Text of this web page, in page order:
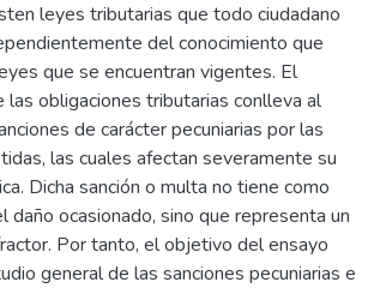
leyes tributarias que todo ciudadano
del conocimiento que
que se encuentran vigentes. El
las obligaciones tributarias conlleva al
de carácter pecuniarias por las
las cuales afectan severamente su
Dicha sanción o multa no tiene como
daño ocasionado, sino que representa un
Por tanto, el objetivo del ensayo
general de las sanciones pecuniarias e